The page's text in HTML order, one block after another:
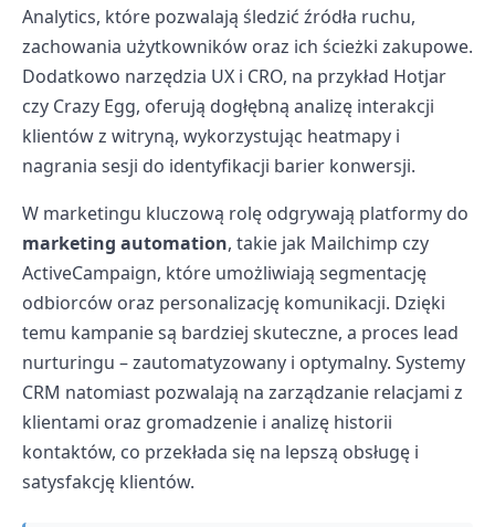
Analytics, które pozwalają śledzić źródła ruchu,
zachowania użytkowników oraz ich ścieżki zakupowe.
Dodatkowo narzędzia UX i CRO, na przykład Hotjar
czy Crazy Egg, oferują dogłębną analizę interakcji
klientów z witryną, wykorzystując heatmapy i
nagrania sesji do identyfikacji barier konwersji.
W marketingu kluczową rolę odgrywają platformy do
marketing automation, takie jak Mailchimp czy
ActiveCampaign, które umożliwiają segmentację
odbiorców oraz personalizację komunikacji. Dzięki
temu kampanie są bardziej skuteczne, a proces lead
nurturingu – zautomatyzowany i optymalny. Systemy
CRM natomiast pozwalają na zarządzanie relacjami z
klientami oraz gromadzenie i analizę historii
kontaktów, co przekłada się na lepszą obsługę i
satysfakcję klientów.